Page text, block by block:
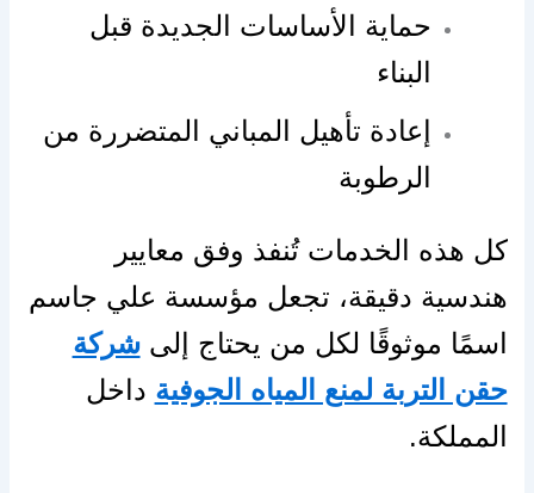
حماية الأساسات الجديدة قبل
البناء
إعادة تأهيل المباني المتضررة من
الرطوبة
كل هذه الخدمات تُنفذ وفق معايير
هندسية دقيقة، تجعل مؤسسة علي جاسم
اسمًا موثوقًا لكل من يحتاج إلىشركة
حقن التربة لمنع المياه الجوفية داخل
المملكة.